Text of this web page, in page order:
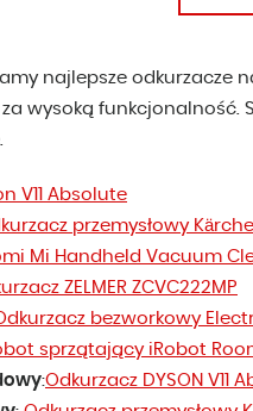
najlepsze odkurzacze
wysoką funkcjonalność.
V11 Absolute
przemysłowy
Mi Handheld Vacuum
ZELMER ZCVC222MP
bezworkowy
sprzątający iRobot
:Odkurzacz DYSON V11